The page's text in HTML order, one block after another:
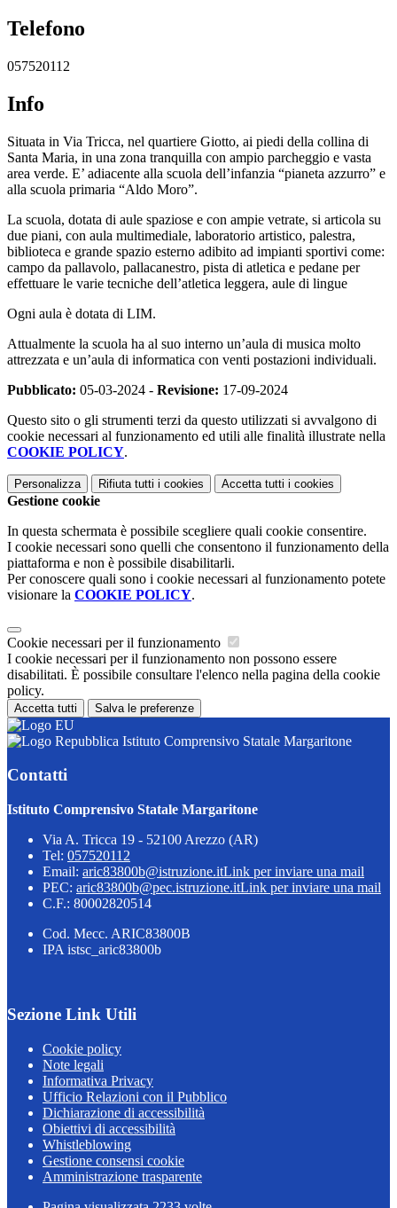
Telefono
057520112
Info
Situata in Via Tricca, nel quartiere Giotto, ai piedi della collina di
Santa Maria, in una zona tranquilla con ampio parcheggio e vasta
area verde. E’ adiacente alla scuola dell’infanzia “pianeta azzurro” e
alla scuola primaria “Aldo Moro”.
La scuola, dotata di aule spaziose e con ampie vetrate, si articola su
due piani, con aula multimediale, laboratorio artistico, palestra,
biblioteca e grande spazio esterno adibito ad impianti sportivi come:
campo da pallavolo, pallacanestro, pista di atletica e pedane per
effettuare le varie tecniche dell’atletica leggera, aule di lingue
Ogni aula è dotata di LIM.
Attualmente la scuola ha al suo interno un’aula di musica molto
attrezzata e un’aula di informatica con venti postazioni individuali.
Pubblicato: 05-03-2024 - Revisione: 17-09-2024
Questo sito o gli strumenti terzi da questo utilizzati si avvalgono di
cookie necessari al funzionamento ed utili alle finalità illustrate nella
COOKIE POLICY.
Personalizza Rifiuta tutti i cookies Accetta tutti i cookies
Gestione cookie
In questa schermata è possibile scegliere quali cookie consentire.
I cookie necessari sono quelli che consentono il funzionamento della
piattaforma e non è possibile disabilitarli.
Per conoscere quali sono i cookie necessari al funzionamento potete
visionare la COOKIE POLICY.
Cookie necessari per il funzionamento
I cookie necessari per il funzionamento non possono essere
disabilitati. È possibile consultare l'elenco nella pagina della cookie
policy.
Accetta tutti Salva le preferenze
Istituto Comprensivo Statale Margaritone
Contatti
Istituto Comprensivo Statale Margaritone
Via A. Tricca 19 - 52100 Arezzo (AR)
Tel: 057520112
Email: aric83800b@istruzione.itLink per inviare una mail
PEC: aric83800b@pec.istruzione.itLink per inviare una mail
C.F.: 80002820514
Cod. Mecc. ARIC83800B
IPA istsc_aric83800b
Sezione Link Utili
Cookie policy
Note legali
Informativa Privacy
Ufficio Relazioni con il Pubblico
Dichiarazione di accessibilità
Obiettivi di accessibilità
Whistleblowing
Gestione consensi cookie
Amministrazione trasparente